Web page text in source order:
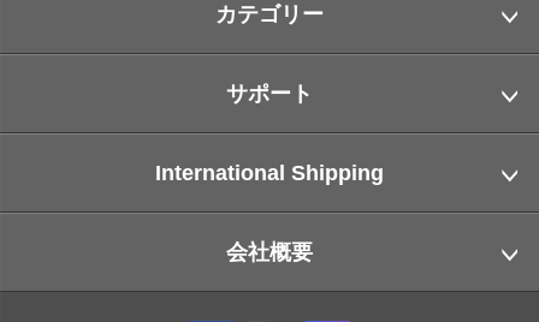
カテゴリー
サポート
International Shipping
会社概要